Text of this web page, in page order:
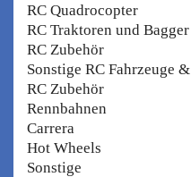
RC Quadrocopter
RC Traktoren und Bagger
RC Zubehör
Sonstige RC Fahrzeuge &
RC Zubehör
Rennbahnen
Carrera
Hot Wheels
Sonstige